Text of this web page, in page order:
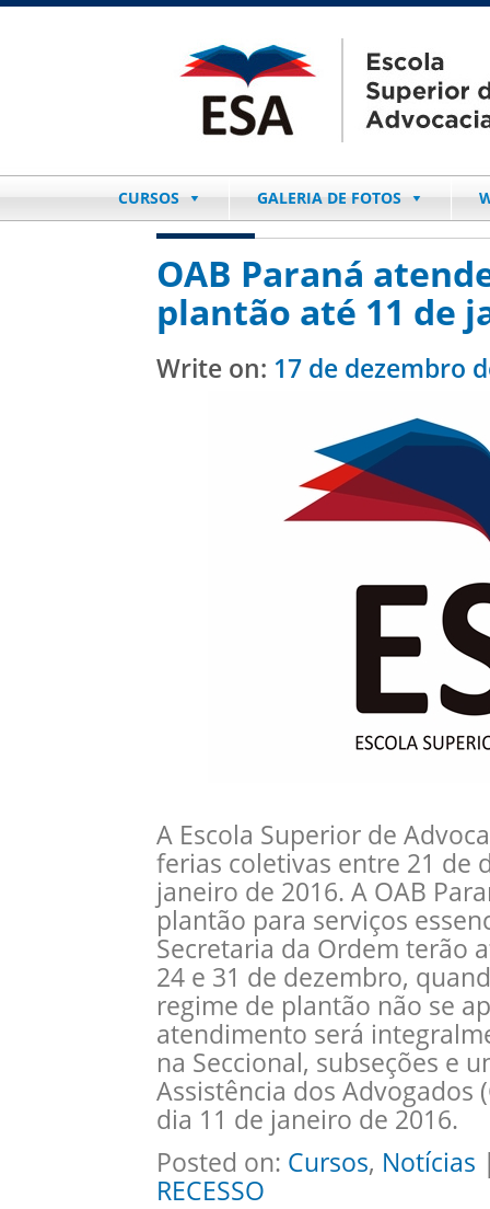
CURSOS GALERIA DE FOTOS
OAB Paraná
plantão até 11 de
Write on: 17 de dezembro
A Escola Superior de
ferias coletivas entre 21 de
janeiro de 2016. A OAB
plantão para serviços
Secretaria da Ordem terão
24 e 31 de dezembro,
regime de plantão não se
atendimento será
na Seccional, subseções e
Assistência dos Advogados
dia 11 de janeiro de 2016.
Posted on: Cursos, Notícias
RECESSO